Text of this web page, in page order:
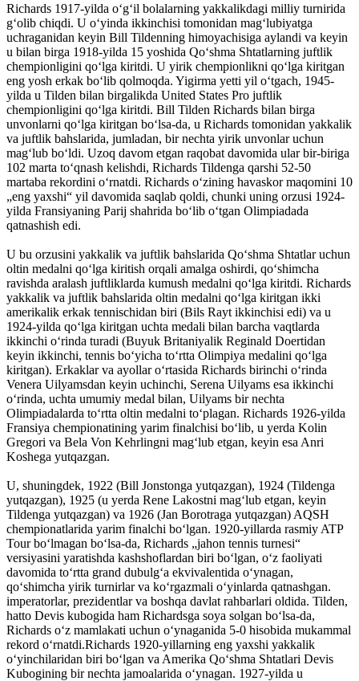
Richards 1917-yilda oʻgʻil bolalarning yakkalikdagi milliy turnirida
gʻolib chiqdi. U oʻyinda ikkinchisi tomonidan magʻlubiyatga
uchraganidan keyin Bill Tildenning himoyachisiga aylandi va keyin
u bilan birga 1918-yilda 15 yoshida Qoʻshma Shtatlarning juftlik
chempionligini qoʻlga kiritdi. U yirik chempionlikni qoʻlga kiritgan
eng yosh erkak boʻlib qolmoqda. Yigirma yetti yil oʻtgach, 1945-
yilda u Tilden bilan birgalikda United States Pro juftlik
chempionligini qoʻlga kiritdi. Bill Tilden Richards bilan birga
unvonlarni qoʻlga kiritgan boʻlsa-da, u Richards tomonidan yakkalik
va juftlik bahslarida, jumladan, bir nechta yirik unvonlar uchun
magʻlub boʻldi. Uzoq davom etgan raqobat davomida ular bir-biriga
102 marta toʻqnash kelishdi, Richards Tildenga qarshi 52-50
martaba rekordini oʻrnatdi. Richards oʻzining havaskor maqomini 10
„eng yaxshi“ yil davomida saqlab qoldi, chunki uning orzusi 1924-
yilda Fransiyaning Parij shahrida boʻlib oʻtgan Olimpiadada
qatnashish edi.
U bu orzusini yakkalik va juftlik bahslarida Qoʻshma Shtatlar uchun
oltin medalni qoʻlga kiritish orqali amalga oshirdi, qoʻshimcha
ravishda aralash juftliklarda kumush medalni qoʻlga kiritdi. Richards
yakkalik va juftlik bahslarida oltin medalni qoʻlga kiritgan ikki
amerikalik erkak tennischidan biri (Bils Rayt ikkinchisi edi) va u
1924-yilda qoʻlga kiritgan uchta medali bilan barcha vaqtlarda
ikkinchi oʻrinda turadi (Buyuk Britaniyalik Reginald Doertidan
keyin ikkinchi, tennis boʻyicha toʻrtta Olimpiya medalini qoʻlga
kiritgan). Erkaklar va ayollar oʻrtasida Richards birinchi oʻrinda
Venera Uilyamsdan keyin uchinchi, Serena Uilyams esa ikkinchi
oʻrinda, uchta umumiy medal bilan, Uilyams bir nechta
Olimpiadalarda toʻrtta oltin medalni toʻplagan. Richards 1926-yilda
Fransiya chempionatining yarim finalchisi boʻlib, u yerda Kolin
Gregori va Bela Von Kehrlingni magʻlub etgan, keyin esa Anri
Koshega yutqazgan.
U, shuningdek, 1922 (Bill Jonstonga yutqazgan), 1924 (Tildenga
yutqazgan), 1925 (u yerda Rene Lakostni magʻlub etgan, keyin
Tildenga yutqazgan) va 1926 (Jan Borotraga yutqazgan) AQSH
chempionatlarida yarim finalchi boʻlgan. 1920-yillarda rasmiy ATP
Tour boʻlmagan boʻlsa-da, Richards „jahon tennis turnesi“
versiyasini yaratishda kashshoflardan biri boʻlgan, oʻz faoliyati
davomida toʻrtta grand dubulgʻa ekvivalentida oʻynagan,
qoʻshimcha yirik turnirlar va koʻrgazmali oʻyinlarda qatnashgan.
imperatorlar, prezidentlar va boshqa davlat rahbarlari oldida. Tilden,
hatto Devis kubogida ham Richardsga soya solgan boʻlsa-da,
Richards oʻz mamlakati uchun oʻynaganida 5-0 hisobida mukammal
rekord oʻrnatdi.Richards 1920-yillarning eng yaxshi yakkalik
oʻyinchilaridan biri boʻlgan va Amerika Qoʻshma Shtatlari Devis
Kubogining bir nechta jamoalarida oʻynagan. 1927-yilda u